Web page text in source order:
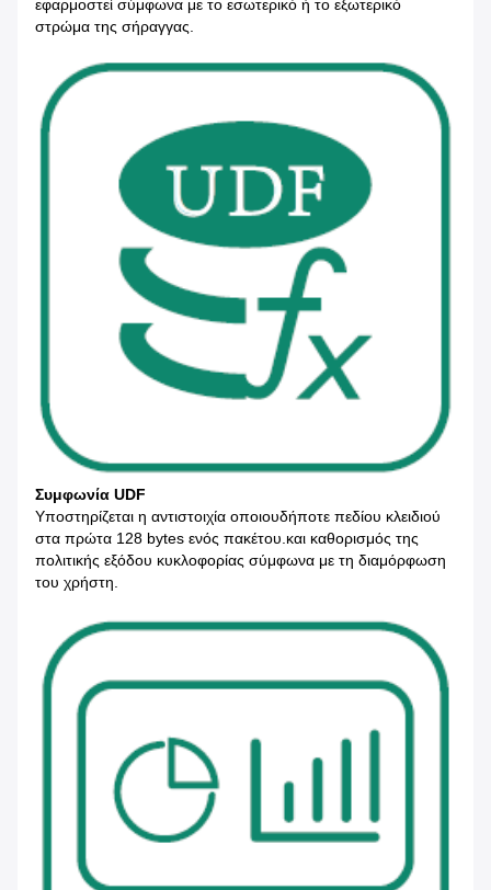
εφαρμοστεί σύμφωνα με το εσωτερικό ή το εξωτερικό
στρώμα της σήραγγας.
Συμφωνία UDF
Υποστηρίζεται η αντιστοιχία οποιουδήποτε πεδίου κλειδιού
στα πρώτα 128 bytes ενός πακέτου.και καθορισμός της
πολιτικής εξόδου κυκλοφορίας σύμφωνα με τη διαμόρφωση
του χρήστη.